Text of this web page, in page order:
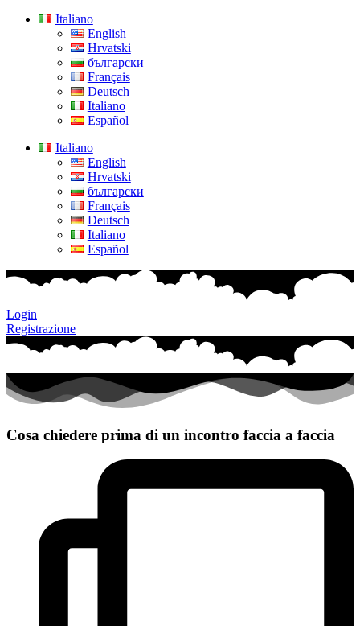
Italiano
English
Hrvatski
български
Français
Deutsch
Italiano
Español
Italiano
English
Hrvatski
български
Français
Deutsch
Italiano
Español
Login
Registrazione
Cosa chiedere prima di un incontro faccia a faccia